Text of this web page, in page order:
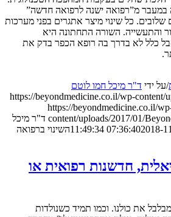
מ”רפואה ישנה לרפואה חדשה”
שלובים. כל שינוי מיצר אתגרים בפני מערכות
השורה התחתונה היא
לא בדרך בה רופא הכפר בדק את
ד"ר מיכל חמו לוטם
https://beyondmedicine.co.il/wp-
https://
content/uploads/2017/ ד"ר מיכל
השינוי ברפואה
חדשנות רפואית או
את כולנו. וכמו תמיד כשנולדות